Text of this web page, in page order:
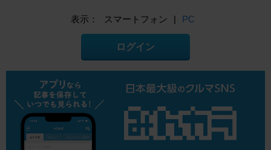
表示： スマートフォン | PC
ログイン